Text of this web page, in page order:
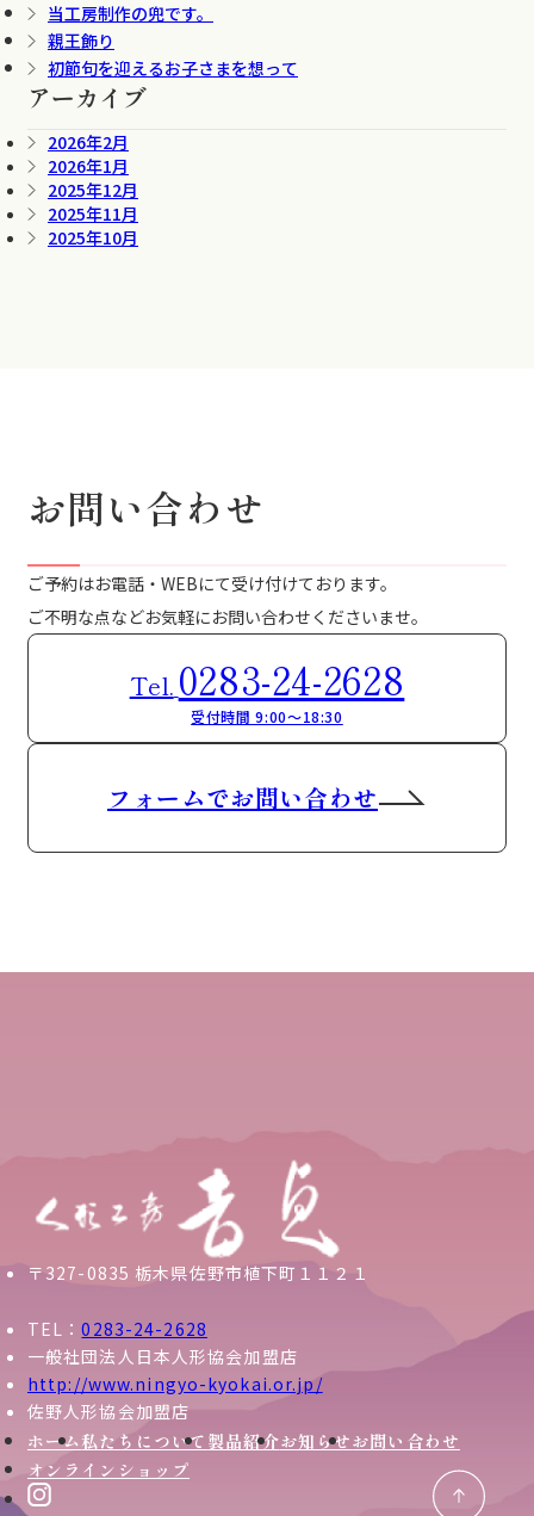
当工房制作の兜です。
親王飾り
初節句を迎えるお子さまを想って
アーカイブ
2026年2月
2026年1月
2025年12月
2025年11月
2025年10月
お問い合わせ
ご予約はお電話・WEBにて受け付けております。
ご不明な点などお気軽にお問い合わせくださいませ。
Tel. 0283-24-2628
受付時間 9:00～18:30
フォームでお問い合わせ
〒327-0835 栃木県佐野市植下町１１２１
TEL：0283-24-2628
一般社団法人日本人形協会加盟店
http://www.ningyo-kyokai.or.jp/
佐野人形協会加盟店
ホーム私たちについて 製品紹介お知らせお問い合わせ
オンラインショップ